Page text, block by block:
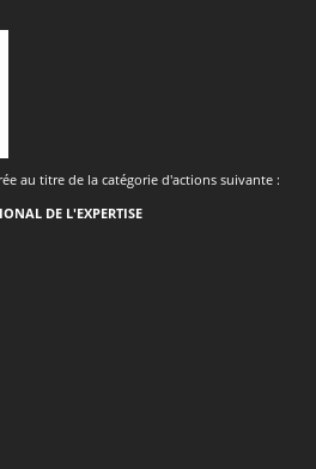
au titre de la catégorie d'actions suivante :
DE L'EXPERTISE